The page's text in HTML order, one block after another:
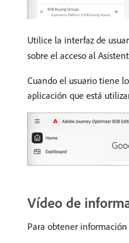
Utilice la interfaz de
sobre el acceso al
Cuando el usuario tiene
aplicación que está
Vídeo de
Para obtener